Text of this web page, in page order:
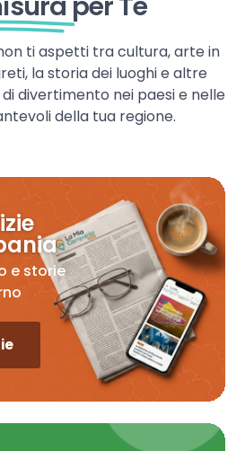
ti aspetti tra cultura, arte in
la storia dei luoghi e altre
divertimento nei paesi e nelle
della tua regione.
e storie